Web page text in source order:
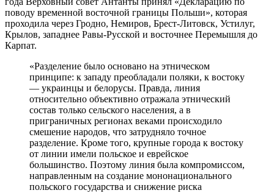
поводу временной восточной границы Польши», которая
проходила через Гродно, Немиров, Брест-Литовск, Устилуг,
Крылов, западнее Равы-Русской и восточнее Перемышля до
Карпат.
«Разделение было основано на этническом
принципе: к западу преобладали поляки, к востоку
— украинцы и белорусы. Правда, линия
относительно объективно отражала этнический
состав только сельского населения, а в
приграничных регионах веками происходило
смешение народов, что затрудняло точное
разделение. Кроме того, крупные города к востоку
от линии имели польское и еврейское
большинство. Поэтому линия была компромиссом,
направленным на создание мононационального
польского государства и снижение риска